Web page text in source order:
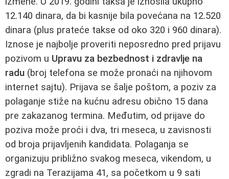
12.140 dinara, da bi kasnije bila povećana na 12.520
dinara (plus prateće takse od oko 320 i 960 dinara).
Iznose je najbolje proveriti neposredno pred prijavu
pozivom u Upravu za bezbednost i zdravlje na
radu (broj telefona se može pronaći na njihovom
internet sajtu). Prijava se šalje poštom, a poziv za
polaganje stiže na kućnu adresu obično 15 dana
pre zakazanog termina. Međutim, od prijave do
poziva može proći i dva, tri meseca, u zavisnosti
od broja prijavljenih kandidata. Polaganja se
organizuju približno svakog meseca, vikendom, u
zgradi na Terazijama 41, sa početkom u 9 sati